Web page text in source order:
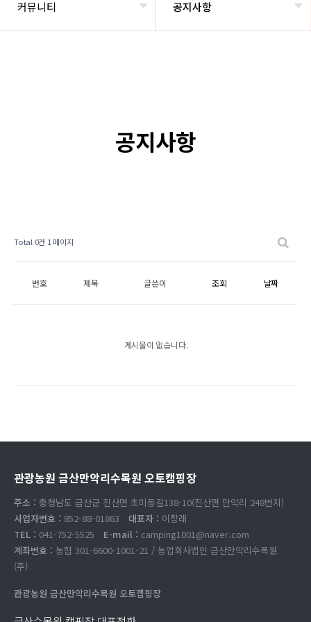
커뮤니티 공지사항
공지사항
Total 0건 1 페이지
번호 제목 글쓴이 조회 날짜
게시물이 없습니다.
관광농원 금산만악리수목원 오토캠핑장
주소 : 충청남도 금산군 진산면 초미동길138-10(진산면 만악리 248번지)
사업자번호 : 852-88-01863 대표자 : 이창래
TEL : 041-752-5525 E-mail : camping1001@naver.com
계좌번호 : 농협 301-6600-1001-21 / 농업회사법인 금산만악리수목원
(주)
관광농원 금산만악리수목원 오토캠핑장